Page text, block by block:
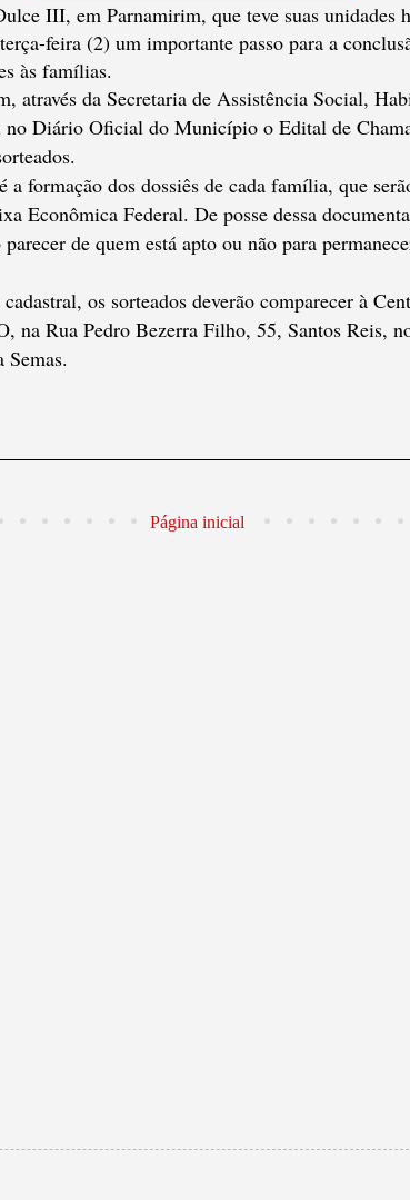
III, em Parnamirim, que teve suas unidades
feira (2) um importante passo para a
às famílias.
através da Secretaria de Assistência Social,
no Diário Oficial do Município o Edital de
a formação dos dossiês de cada família, que
Econômica Federal. De posse dessa
de quem está apto ou não para
os sorteados deverão comparecer à
na Rua Pedro Bezerra Filho, 55, Santos Reis,
Página inicial